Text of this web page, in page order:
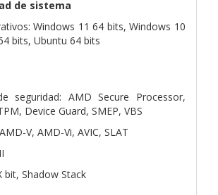
de sistema
Windows 11 64 bits, Windows 10
bits, Ubuntu 64 bits
seguridad: AMD Secure Processor,
Device Guard, SMEP, VBS
V, AMD-Vi, AVIC, SLAT
bit, Shadow Stack